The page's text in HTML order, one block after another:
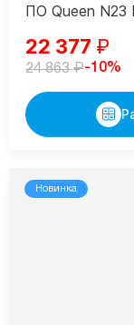
ПО Queen
22 377 ₽
24 863₽-10%
Новинка